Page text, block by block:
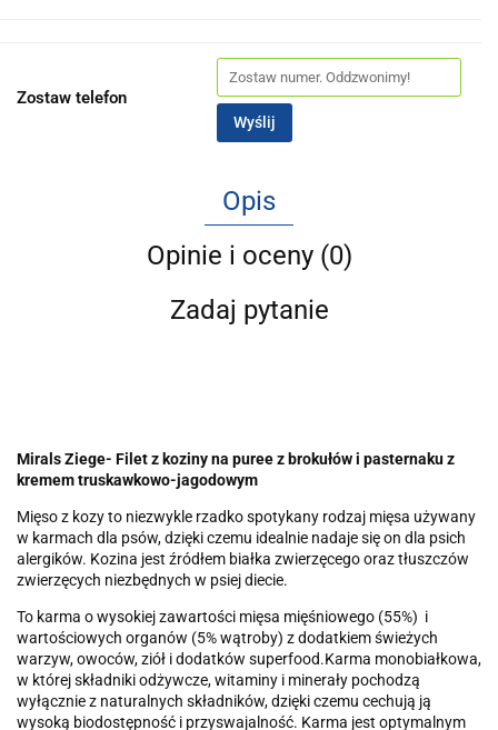
Zostaw telefon
Wyślij
Opis
Opinie i oceny (0)
Zadaj pytanie
Mirals Ziege- Filet z koziny na puree z brokułów i pasternaku z
kremem truskawkowo-jagodowym
Mięso z kozy to niezwykle rzadko spotykany rodzaj mięsa używany
w karmach dla psów, dzięki czemu idealnie nadaje się on dla psich
alergików. Kozina jest źródłem białka zwierzęcego oraz tłuszczów
zwierzęcych niezbędnych w psiej diecie.
To karma o wysokiej zawartości mięsa mięśniowego (55%) i
wartościowych organów (5% wątroby) z dodatkiem świeżych
warzyw, owoców, ziół i dodatków superfood.Karma monobiałkowa,
w której składniki odżywcze, witaminy i minerały pochodzą
wyłącznie z naturalnych składników, dzięki czemu cechują ją
wysoką biodostępność i przyswajalność. Karma jest optymalnym